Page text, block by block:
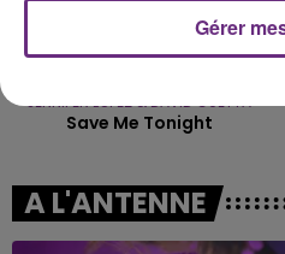
JENNIFER LOPEZ & DAVID GUETTA
Save Me Tonight
A L'ANTENNE
Gérer